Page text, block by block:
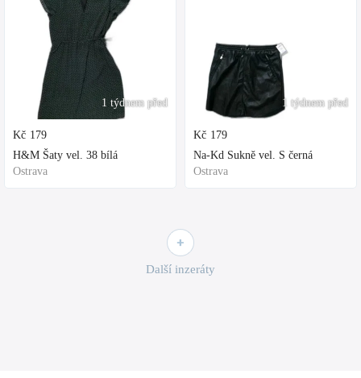
1 týdnem před
Kč 179
H&M Šaty vel. 38 bílá
Ostrava
1 týdnem před
Kč 179
Na-Kd Sukně vel. S černá
Ostrava
Další inzeráty